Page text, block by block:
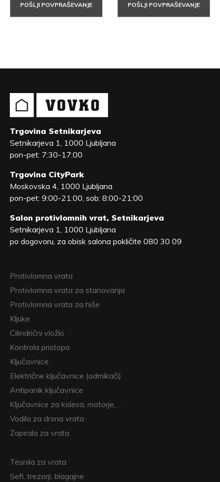
POŠLJI POVPRAŠEVANJE POŠLJI POVPRAŠEVANJE
Trgovina Setnikarjeva
Setnikarjeva 1, 1000 Ljubljana
pon-pet: 7:30-17:00
Trgovina CityPark
Moskovska 4, 1000 Ljubljana
pon-pet: 9:00-21:00, sob: 8:00-21:00
Salon protivlomnih vrat, Setnikarjeva
Setnikarjeva 1, 1000 Ljubljana
po dogovoru, za obisk salona pokličite 080 30 09
Protivlomna vrata
Protivlomna vrata za stanovanja
Protivlomna vrata za hiše
Kljuke
Cilindrični vložki
Kontrola pristopa
Ključavnice
Električne ključavnice (odmikači)
Antipanik ključavnice
Ključavnice za kolesa, motorje,…
Vodila za drsna vrata
Zapirala za vrata
Tesnila za vrata
Sefi, trezorji, blagajne